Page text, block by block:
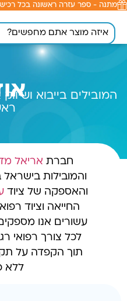
לתוכן
מתנה - ספר עזרה ראשונה בכל
המובילים בייבוא
חברת אריאל
והמובילות בישראל
והאספקה של ציוד
החייאה וציוד
עשורים אנו
לכל צורך רפואי
תוך הקפדה על
ללא